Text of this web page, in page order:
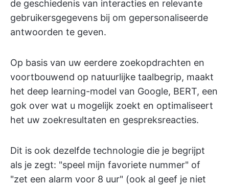
de geschiedenis van interacties en relevante
gebruikersgegevens bij om gepersonaliseerde
antwoorden te geven.
Op basis van uw eerdere zoekopdrachten en
voortbouwend op natuurlijke taalbegrip, maakt
het deep learning-model van Google, BERT, een
gok over wat u mogelijk zoekt en optimaliseert
het uw zoekresultaten en gespreksreacties.
Dit is ook dezelfde technologie die je begrijpt
als je zegt: "speel mijn favoriete nummer" of
"zet een alarm voor 8 uur" (ook al geef je niet